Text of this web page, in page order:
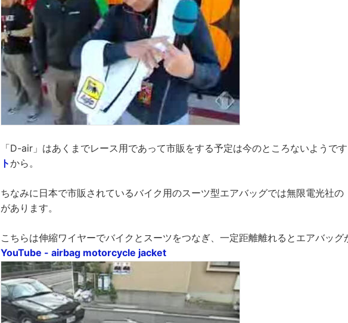
「D-air」はあくまでレース用であって市販をする予定は今のところないようで
トから。
ちなみに日本で市販されているバイク用のスーツ型エアバッグでは無限電光社の
があります。
こちらは伸縮ワイヤーでバイクとスーツをつなぎ、一定距離離れるとエアバッグ
YouTube - airbag motorcycle jacket